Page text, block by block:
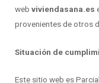
web viviendasana.es
provenientes de otros
Situación de
Este sitio web es